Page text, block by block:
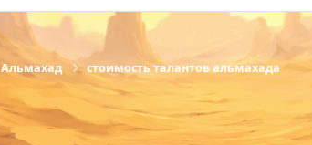
Альмахад стоимость талантов альмахада